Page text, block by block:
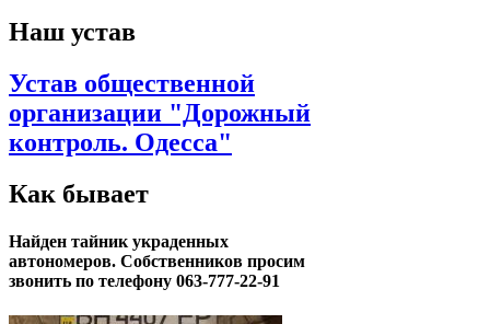
Наш устав
Устав общественной
организации "Дорожный
контроль. Одесса"
Как бывает
Найден тайник украденных
автономеров. Собственников просим
звонить по телефону 063-777-22-91